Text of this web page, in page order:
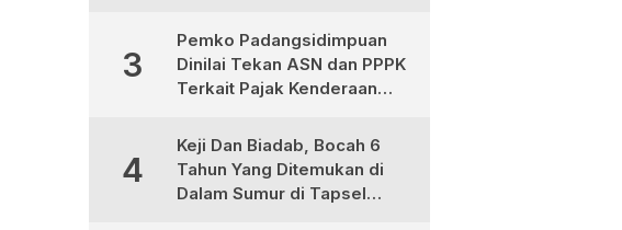
Pembangunan
3
Pemko Padangsidimpuan
Dinilai Tekan ASN dan PPPK
Terkait Pajak Kenderaan
4
Keji Dan Biadab, Bocah 6
Tahun Yang Ditemukan di
Dalam Sumur di Tapsel